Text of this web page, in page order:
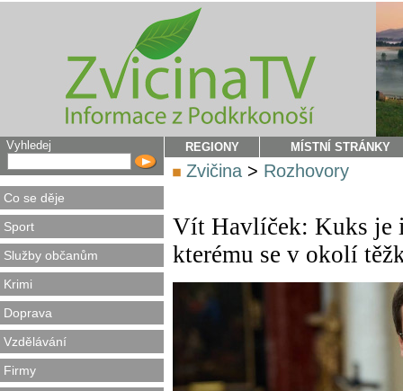
Vyhledej
Co se děje
Sport
Služby občanům
Krimi
Doprava
Vzdělávání
Firmy
REGIONY MÍSTNÍ STRÁNKY
Zvičina > Rozhovory
Vít Havlíček: Kuks je
kterému se v okolí